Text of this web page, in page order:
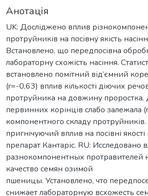
Анотація
UK: Досліджено вплив
протруйників на посівну якість
Встановлено, що передпосівна
лабораторну схожість насіння.
встановлено помітний від’ємний
(r=-0,63) вплив кількості діючих
протруйника на довжину
первинних корінців слабо залежала
компонентного складу
пригнічуючий вплив на посівні
препарат Кантаріс. RU: Исследовано
разнокомпонентных протравителей
качество семян озимой
пшеницы. Установлено, что
снижает лабораторную всхожесть